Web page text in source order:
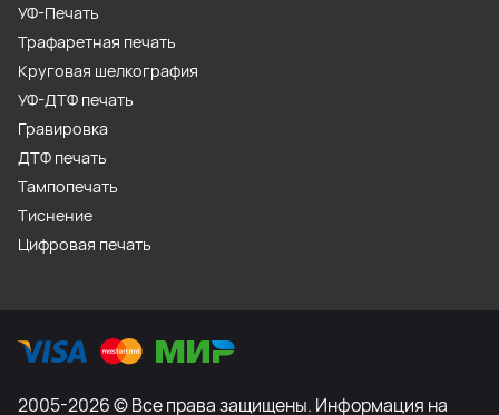
УФ-Печать
Трафаретная печать
Круговая шелкография
УФ-ДТФ печать
Гравировка
ДТФ печать
Тампопечать
Тиснение
Цифровая печать
2005-2026 © Все права защищены. Информация на